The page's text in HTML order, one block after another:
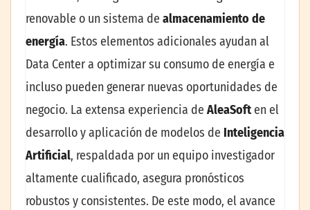
renovable o un sistema de almacenamiento de
energía. Estos elementos adicionales ayudan al
Data Center a optimizar su consumo de energía e
incluso pueden generar nuevas oportunidades de
negocio. La extensa experiencia de AleaSoften el
desarrollo y aplicación de modelos de Inteligencia
Artificial, respaldada por un equipo investigador
altamente cualificado, asegura pronósticos
robustos y consistentes. De este modo, el avance